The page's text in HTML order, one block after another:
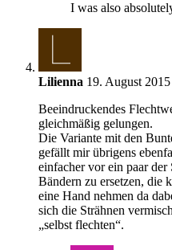
I was also
Lilienna 19. August
Beeindruckendes
gleichmäßig gelungen.
Die Variante mit den
gefällt mir übrigens
einfacher vor ein paar der
Bändern zu ersetzen, die
eine Hand nehmen da
sich die Strähnen
„selbst flechten“.